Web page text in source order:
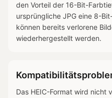
den Vorteil der 16-Bit-
ursprüngliche JPG eine 8-
können bereits verlorene
wiederhergestellt werden.
Das HEIC-Format wird nicht